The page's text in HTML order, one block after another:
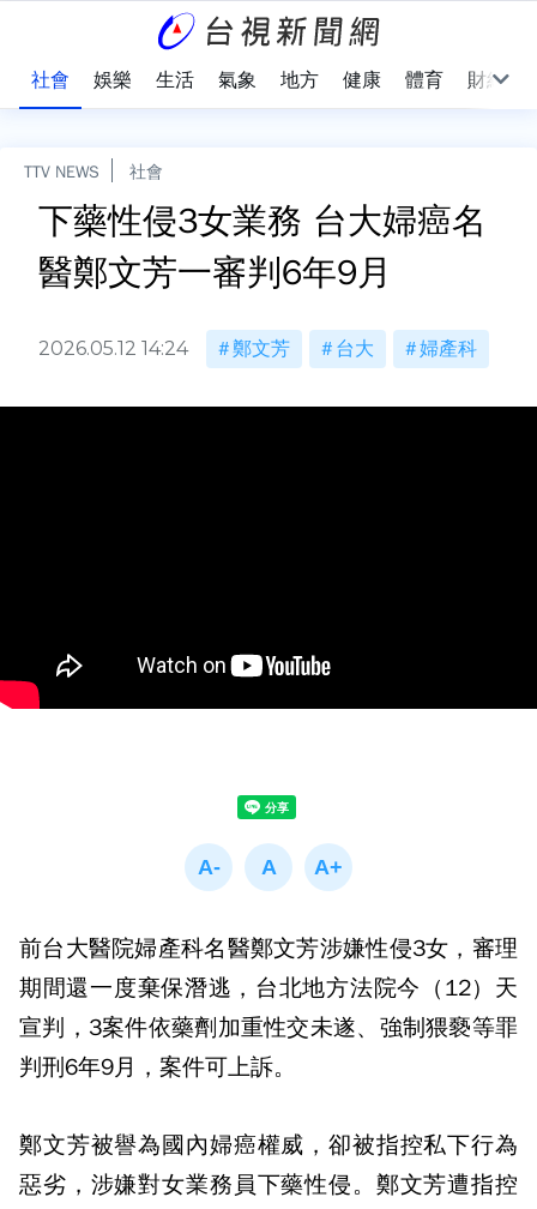
社會 娛樂 生活 氣象 地方 健康 體育 財經
TTV NEWS 社會
下藥性侵3女業務 台大婦癌名
醫鄭文芳一審判6年9月
2026.05.12 14:24 鄭文芳 台大 婦產科
前台大醫院婦產科名醫鄭文芳涉嫌性侵3女，審理
期間還一度棄保潛逃，台北地方法院今（12）天
宣判，3案件依藥劑加重性交未遂、強制猥褻等罪
判刑6年9月，案件可上訴。
鄭文芳被譽為國內婦癌權威，卻被指控私下行為
惡劣，涉嫌對女業務員下藥性侵。鄭文芳遭指控